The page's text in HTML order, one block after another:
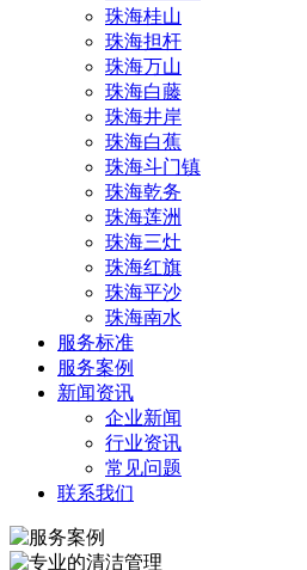
珠海桂山
珠海担杆
珠海万山
珠海白藤
珠海井岸
珠海白蕉
珠海斗门镇
珠海乾务
珠海莲洲
珠海三灶
珠海红旗
珠海平沙
珠海南水
服务标准
服务案例
新闻资讯
企业新闻
行业资讯
常见问题
联系我们